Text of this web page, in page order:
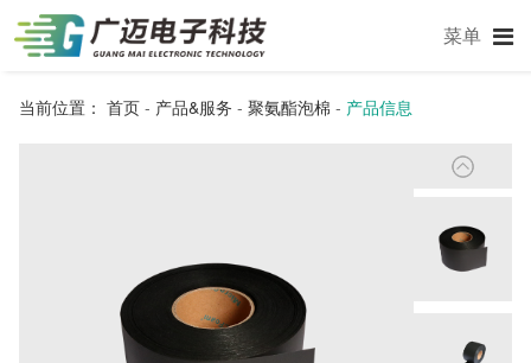
菜单
当前位置： 首页- 产品&服务 - 聚氨酯泡棉 - 产品信息